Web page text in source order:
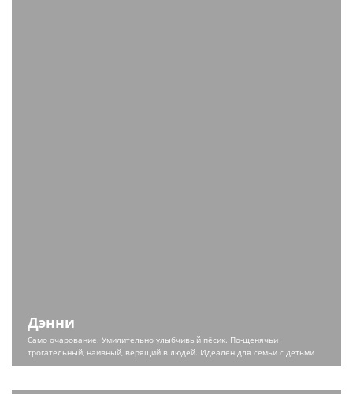
Дэнни
Само очарование. Умилительно улыбчивый пёсик. По-щенячьи
трогательный, наивный, верящий в людей. Идеален для семьи с детьми